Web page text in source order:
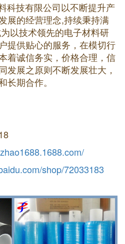
技有限公司以不断提升产
展的经营理念,持续秉持满
以技术领先的电子材料研
提供贴心的服务，在模切行
着诚信务实，价格合理，信
发展之原则不断发展壮大，
长期合作。
shop/72033183